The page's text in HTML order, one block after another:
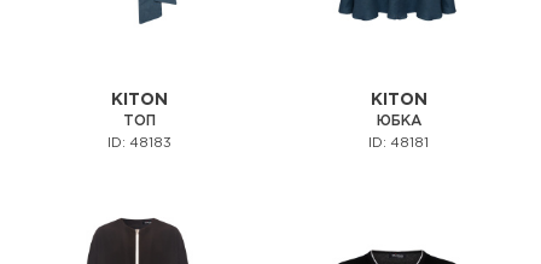
KITON
ТОП
ID: 48183
KITON
ЮБКА
ID: 48181